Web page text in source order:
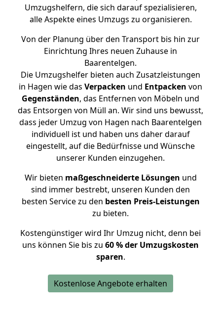
Umzugshelfern, die sich darauf spezialisieren,
alle Aspekte eines Umzugs zu organisieren.
Von der Planung über den Transport bis hin zur
Einrichtung Ihres neuen Zuhause in
Baarentelgen.
Die Umzugshelfer bieten auch Zusatzleistungen
in Hagen wie das Verpacken und Entpacken von
Gegenständen, das Entfernen von Möbeln und
das Entsorgen von Müll an. Wir sind uns bewusst,
dass jeder Umzug von Hagen nach Baarentelgen
individuell ist und haben uns daher darauf
eingestellt, auf die Bedürfnisse und Wünsche
unserer Kunden einzugehen.
Wir bieten maßgeschneiderte Lösungen und
sind immer bestrebt, unseren Kunden den
besten Service zu den besten Preis-Leistungen
zu bieten.
Kostengünstiger wird Ihr Umzug nicht, denn bei
uns können Sie bis zu 60 % der Umzugskosten
sparen.
Kostenlose Angebote erhalten